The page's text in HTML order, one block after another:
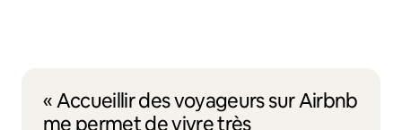
« Accueillir des voyageurs sur Airbnb
me permet de vivre très